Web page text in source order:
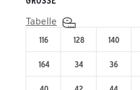
Tabelle
116 128 140
164 34 36